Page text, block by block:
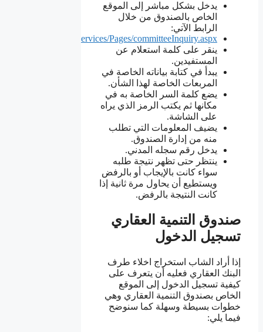
يدخل بشكل مباشر إلى الموقع
الخاص بالصندوق من خلال
الرابط الآتي:
CitizenServices/Pages/committeeInquiry.aspx
ينقر على كلمة استعلام عن
المستفيدين.
يبدأ في كتابة بياناته الخاصة في
المربعات الخاصة لهذا الشأن.
يضع كلمة السر الخاصة به في
مكانها ثم يكتب الرمز الذي يراه
على الشاشة.
يضيف المعلومات التي تطلب
منه من إدارة الصندوق.
يدخل رقم سجله المدني.
ينتظر حتى تظهر نتيجة طلبه
سواء كانت بالإيجاب أو بالرفض
ويستطيع أن يحاول مرة ثانية إذا
كانت النتيجة بالرفض.
صندوق التنمية العقاري
تسجيل الدخول
إذا أراد الشاب استخراج اخلاء طرف
البنك العقاري فعليه أن يتعرف على
كيفية تسجيل الدخول إلى الموقع
الخاص بصندوق التنمية العقاري وهي
خطوات بسيطة وسهلة كما سنوضح
فيما يلي: